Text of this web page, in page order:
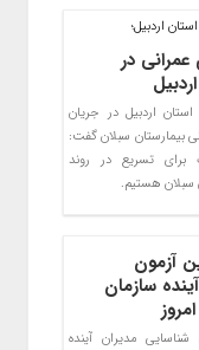
اردبیل؛
در
اردبیل در جریان
بیمارستان سبلان گفت:
برای تسریع در روند
سبلان هستیم.
آزمون
سازمان
مدیران آینده